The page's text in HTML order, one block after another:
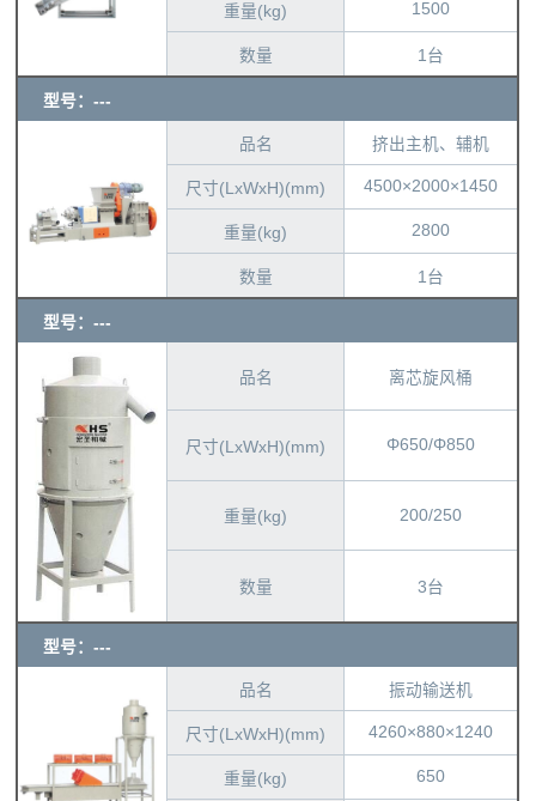
重量(kg) 1500
数量 1台
型号：---
品名 挤出主机、辅机
尺寸(LxWxH)(mm) 4500×2000×1450
重量(kg) 2800
数量 1台
型号：---
品名 离芯旋风桶
尺寸(LxWxH)(mm) Φ650/Φ850
重量(kg) 200/250
数量 3台
型号：---
品名 振动输送机
尺寸(LxWxH)(mm) 4260×880×1240
重量(kg) 650